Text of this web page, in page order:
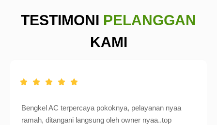
TESTIMONI PELANGGAN
KAMI
Bengkel AC terpercaya pokoknya, pelayanan nyaa
ramah, ditangani langsung oleh owner nyaa..top